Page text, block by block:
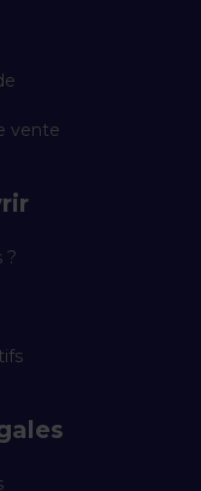
vente
?